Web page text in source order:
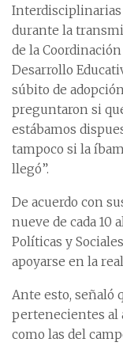
Interdisciplinarias
durante la
de la
Desarrollo
súbito de
preguntaron si
estábamos
tampoco si la
llegó”.
De acuerdo con
nueve de cada 10
Políticas y
apoyarse en la
Ante esto, señaló
pertenecientes al
como las del